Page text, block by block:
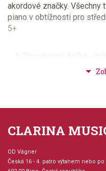
akordové značky. Všechny
piano v obtížnosti pro
5+
Hudební styl:
film + televize,
blues + ragtime +
Velikost (rozměr): 23
CLARINA
OD Vágner
Česká 16 - 4. patro výtahem nebo